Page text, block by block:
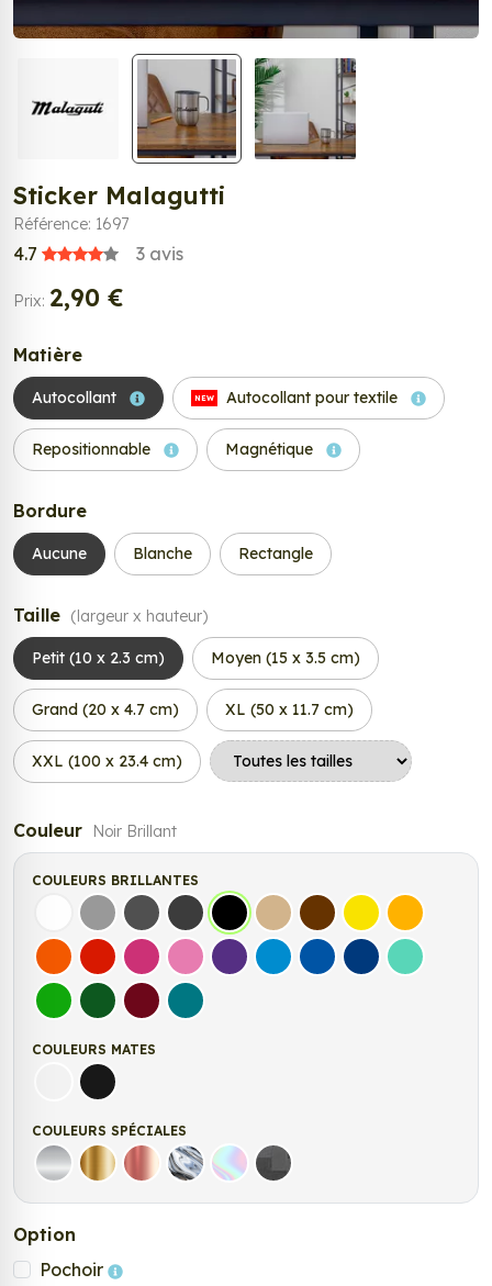
Sticker Malagutti
Référence: 1697
4.7 3 avis
Prix: 2,90 €
Matière
Autocollant NEW Autocollant pour textile
Repositionnable Magnétique
Bordure
Aucune Blanche Rectangle
Taille (largeur x hauteur)
Petit (10 x 2.3 cm) Moyen (15 x 3.5 cm)
Grand (20 x 4.7 cm) XL (50 x 11.7 cm)
XXL (100 x 23.4 cm)
Couleur Noir Brillant
COULEURS BRILLANTES
Blanc Gris Gris FoncéGris Anthracite
Noir Beige Marron Jaune ClairJaune
OrangeRouge FuchsiaRose Violet Bleu clairBleu MoyenBleu FoncéBleu Vert
Vert clairVert FoncéBordeauxTurquoise
COULEURS MATES
Blanc matNoir Mat
COULEURS SPÉCIALES
Argent Or Rose Gold
ChromeHolographique
Carbone Noir
Option
Pochoir